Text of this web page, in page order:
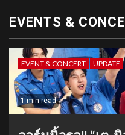
EVENTS &
EVENT & CONCERT UPDATE
1 min read